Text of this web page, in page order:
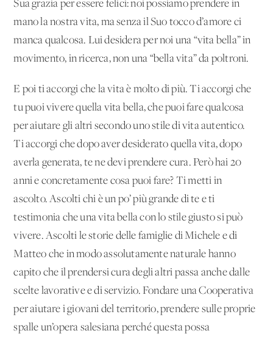
Sua grazia per essere felici: noi possiamo prendere in
mano la nostra vita, ma senza il Suo tocco d’amore ci
manca qualcosa. Lui desidera per noi una “vita bella” in
movimento, in ricerca, non una “bella vita” da poltroni.
E poi ti accorgi che la vita è molto di più. Ti accorgi che
tu puoi vivere quella vita bella, che puoi fare qualcosa
per aiutare gli altri secondo uno stile di vita autentico.
Ti accorgi che dopo aver desiderato quella vita, dopo
averla generata, te ne devi prendere cura. Però hai 20
anni e concretamente cosa puoi fare? Ti metti in
ascolto. Ascolti chi è un po’ più grande di te e ti
testimonia che una vita bella con lo stile giusto si può
vivere. Ascolti le storie delle famiglie di Michele e di
Matteo che in modo assolutamente naturale hanno
capito che il prendersi cura degli altri passa anche dalle
scelte lavorative e di servizio. Fondare una Cooperativa
per aiutare i giovani del territorio, prendere sulle proprie
spalle un’opera salesiana perché questa possa